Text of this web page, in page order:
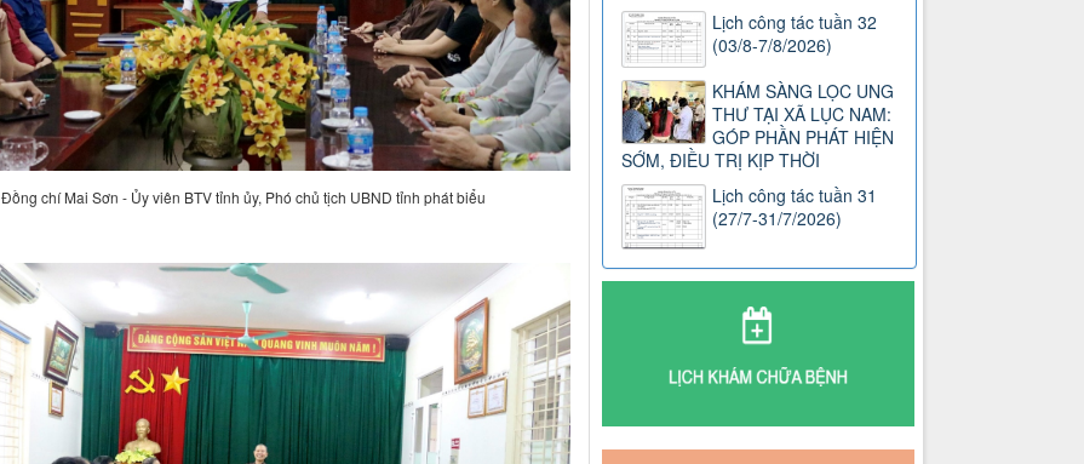
Đồng chí Mai Sơn - Ủy viên BTV tỉnh ủy, Phó chủ tịch UBND tỉnh phát biểu
Lịch công tác tuần 32
(03/8-7/8/2026)
KHÁM SÀNG LỌC UNG
THƯ TẠI XÃ LỤC NAM:
GÓP PHẦN PHÁT HIỆN
SỚM, ĐIỀU TRỊ KỊP THỜI
Lịch công tác tuần 31
(27/7-31/7/2026)